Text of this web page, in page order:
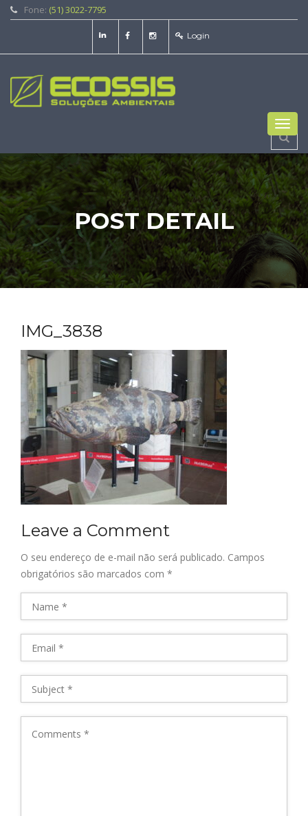
Fone: (51) 3022-7795
Login
POST DETAIL
IMG_3838
Leave a Comment
O seu endereço de e-mail não será publicado. Campos
obrigatórios são marcados com *